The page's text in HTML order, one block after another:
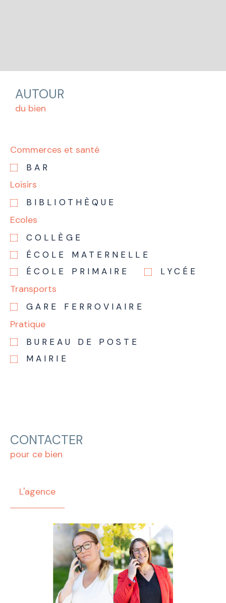
AUTOUR
du bien
Commerces et santé
BAR
Loisirs
BIBLIOTHÈQUE
Ecoles
COLLÈGE
ÉCOLE MATERNELLE
ÉCOLE PRIMAIRE
LYCÉE
Transports
GARE FERROVIAIRE
Pratique
BUREAU DE POSTE
MAIRIE
CONTACTER
pour ce bien
L'agence